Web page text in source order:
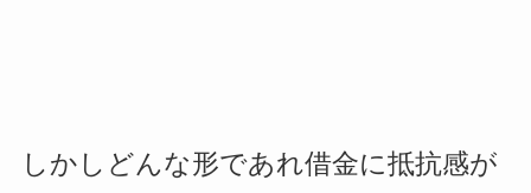
しかしどんな形であれ借金に抵抗感が